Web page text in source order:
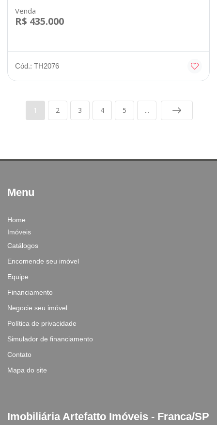
Venda
R$ 435.000
Cód.: TH2076
1 2 3 4 5 ...
Menu
Home
Imóveis
Catálogos
Encomende seu imóvel
Equipe
Financiamento
Negocie seu imóvel
Política de privacidade
Simulador de financiamento
Contato
Mapa do site
Imobiliária Artefatto Imóveis - Franca/SP